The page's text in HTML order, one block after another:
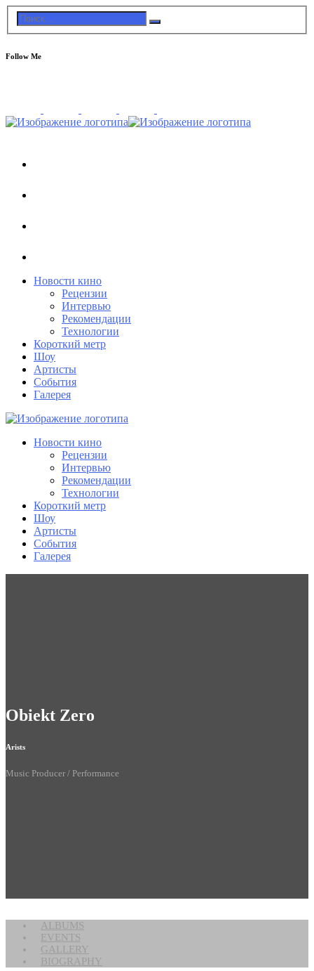
Follow Me
Новости кино
Рецензии
Интервью
Рекомендации
Технологии
Короткий метр
Шоу
Артисты
События
Галерея
Новости кино
Рецензии
Интервью
Рекомендации
Технологии
Короткий метр
Шоу
Артисты
События
Галерея
Obiekt Zero
Arists
Music Producer / Performance
ALBUMS
EVENTS
GALLERY
BIOGRAPHY